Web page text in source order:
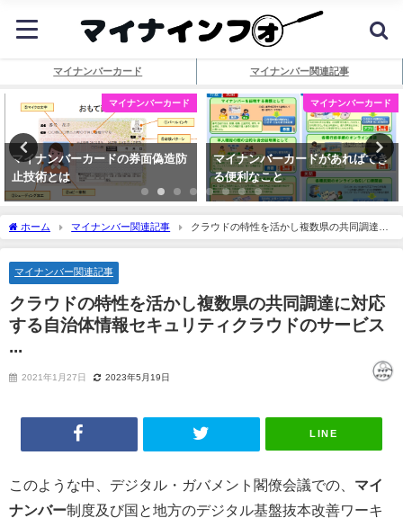
マイナンバーカード マイナンバー関連記事
マイナンバーカード
マイナンバーカードの券面偽造防
止技術とは
マイナンバーカード
マイナンバーカードがあればでき
る便利なこと
ホーム マイナンバー関連記事
クラウドの特性を活かし複数県の共同調達に
対応する自治体情報セキュリティクラウドのサービス ...
マイナンバー関連記事
クラウドの特性を活かし複数県の共同調達に対応
する自治体情報セキュリティクラウドのサービス
...
2021年1月27日 2023年5月19日
LINE
このような中、デジタル・ガバメント閣僚会議での、 マイ
ナンバー制度及び国と地方のデジタル基盤抜本改善ワーキ